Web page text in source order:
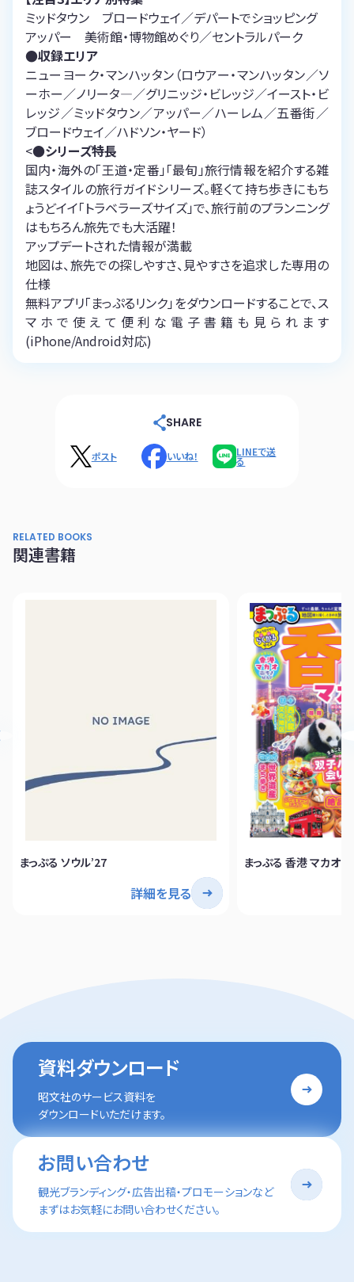
ミッドタウン ブロードウェイ／デパートでショッピング
アッパー 美術館・博物館めぐり／セントラルパーク
●収録エリア
ニューヨーク・マンハッタン（ロウアー・マンハッタン／ソ
ーホー／ノリータ―／グリニッジ・ビレッジ／イースト・ビ
レッジ／ミッドタウン／アッパー／ハーレム／五番街／
ブロードウェイ／ハドソン・ヤード）
<●シリーズ特長
国内・海外の「王道・定番」「最旬」旅行情報を紹介する雑
誌スタイルの旅行ガイドシリーズ。軽くて持ち歩きにもち
ょうどイイ「トラベラーズサイズ」で、旅行前のプランニング
はもちろん旅先でも大活躍！
アップデートされた情報が満載
地図は、旅先での探しやすさ、見やすさを追求した専用の
仕様
無料アプリ「まっぷるリンク」をダウンロードすることで、ス
マホで使えて便利な電子書籍も見られます
(iPhone/Android対応)
SHARE
ポスト いいね！ LINEで送
る
RELATED BOOKS
関連書籍
まっぷる ソウル’27
詳細を見る
まっぷる 香港 マカオ
資料ダウンロード
昭文社のサービス資料を
ダウンロードいただけます。
お問い合わせ
観光ブランディング・広告出稿・プロモーションなど
まずはお気軽にお問い合わせください。